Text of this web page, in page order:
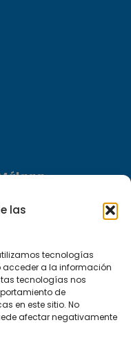
las
tecnologías
a la información
tecnologías nos
de
en este sitio. No
afectar negativamente